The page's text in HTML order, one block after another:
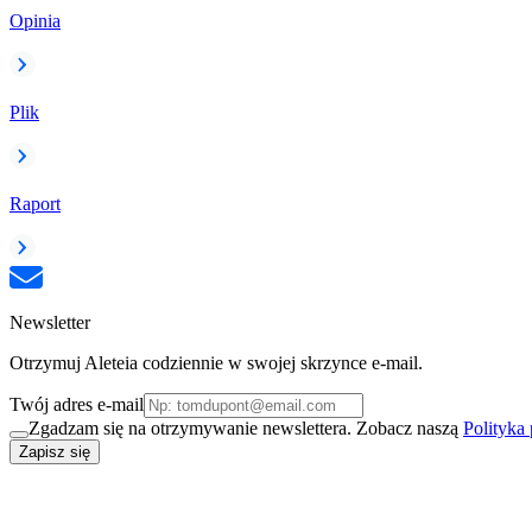
Opinia
Plik
Raport
Newsletter
Otrzymuj Aleteia codziennie w swojej skrzynce e-mail.
Twój adres e-mail
Zgadzam się na otrzymywanie newslettera. Zobacz naszą Polityka
Zapisz się